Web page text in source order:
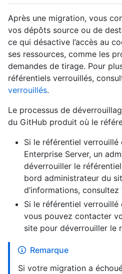
Après une migration, vous
vos dépôts source ou de
ce qui désactive l’accès au
ses ressources, comme les
demandes de tirage. Pour
référentiels verrouillés,
verrouillés.
Le processus de
du GitHub produit où le
Si le référentiel
Enterprise Server, un
déverrouiller le
bord administrateur du
d’informations, consultez
Si le référentiel
vous pouvez contacter
site pour déverrouiller le
Remarque
Si votre migration a